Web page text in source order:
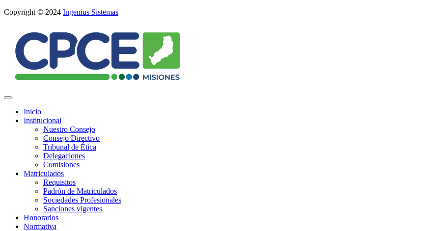
Copyright © 2024 Ingenius Sistemas
Inicio
Institucional
Nuestro Consejo
Consejo Directivo
Tribunal de Ética
Delegaciones
Comisiones
Matriculados
Requisitos
Padrón de Matriculados
Sociedades Profesionales
Sanciones vigentes
Honorarios
Normativa